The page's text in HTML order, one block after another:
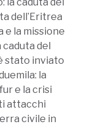
caduta del
dell’Eritrea
e la missione
del
stato inviato
la
e la crisi
attacchi
civile in